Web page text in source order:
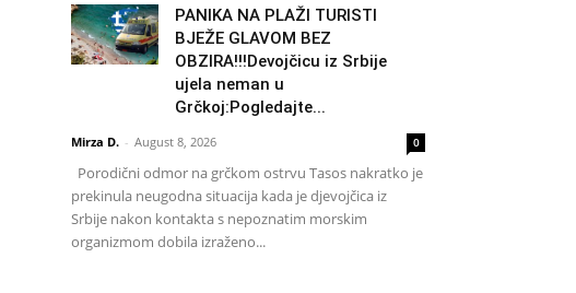
PANIKA NA PLAŽI TURISTI
BJEŽE GLAVOM BEZ
OBZIRA!!!Devojčicu iz Srbije
ujela neman u
Grčkoj:Pogledajte...
Mirza D. - August 8, 2026 0
Porodični odmor na grčkom ostrvu Tasos nakratko je
prekinula neugodna situacija kada je djevojčica iz
Srbije nakon kontakta s nepoznatim morskim
organizmom dobila izraženo...